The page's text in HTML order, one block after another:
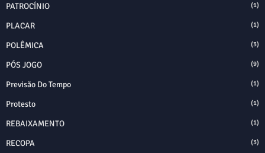
PATROCÍNIO (1)
PLACAR (1)
POLÊMICA (3)
PÓS JOGO (9)
Previsão Do Tempo (1)
Protesto (1)
REBAIXAMENTO (1)
RECOPA (3)